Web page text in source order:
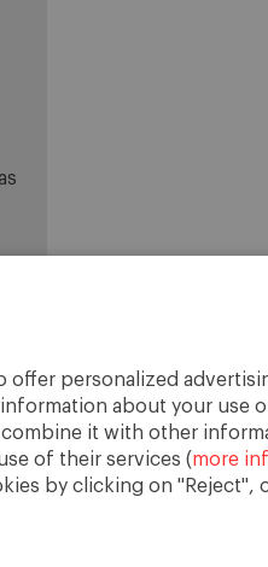
offer personalized
information about your use
it with other
of their services (more
by clicking on "Reject",